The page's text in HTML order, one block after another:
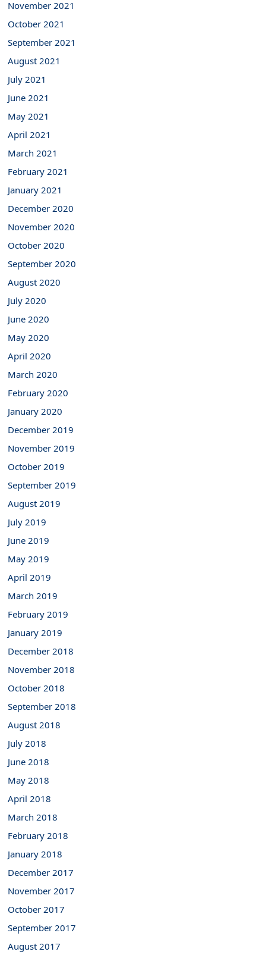
November 2021
October 2021
September 2021
August 2021
July 2021
June 2021
May 2021
April 2021
March 2021
February 2021
January 2021
December 2020
November 2020
October 2020
September 2020
August 2020
July 2020
June 2020
May 2020
April 2020
March 2020
February 2020
January 2020
December 2019
November 2019
October 2019
September 2019
August 2019
July 2019
June 2019
May 2019
April 2019
March 2019
February 2019
January 2019
December 2018
November 2018
October 2018
September 2018
August 2018
July 2018
June 2018
May 2018
April 2018
March 2018
February 2018
January 2018
December 2017
November 2017
October 2017
September 2017
August 2017